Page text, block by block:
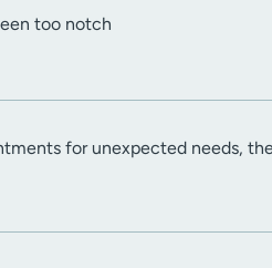
too notch
for unexpected needs,